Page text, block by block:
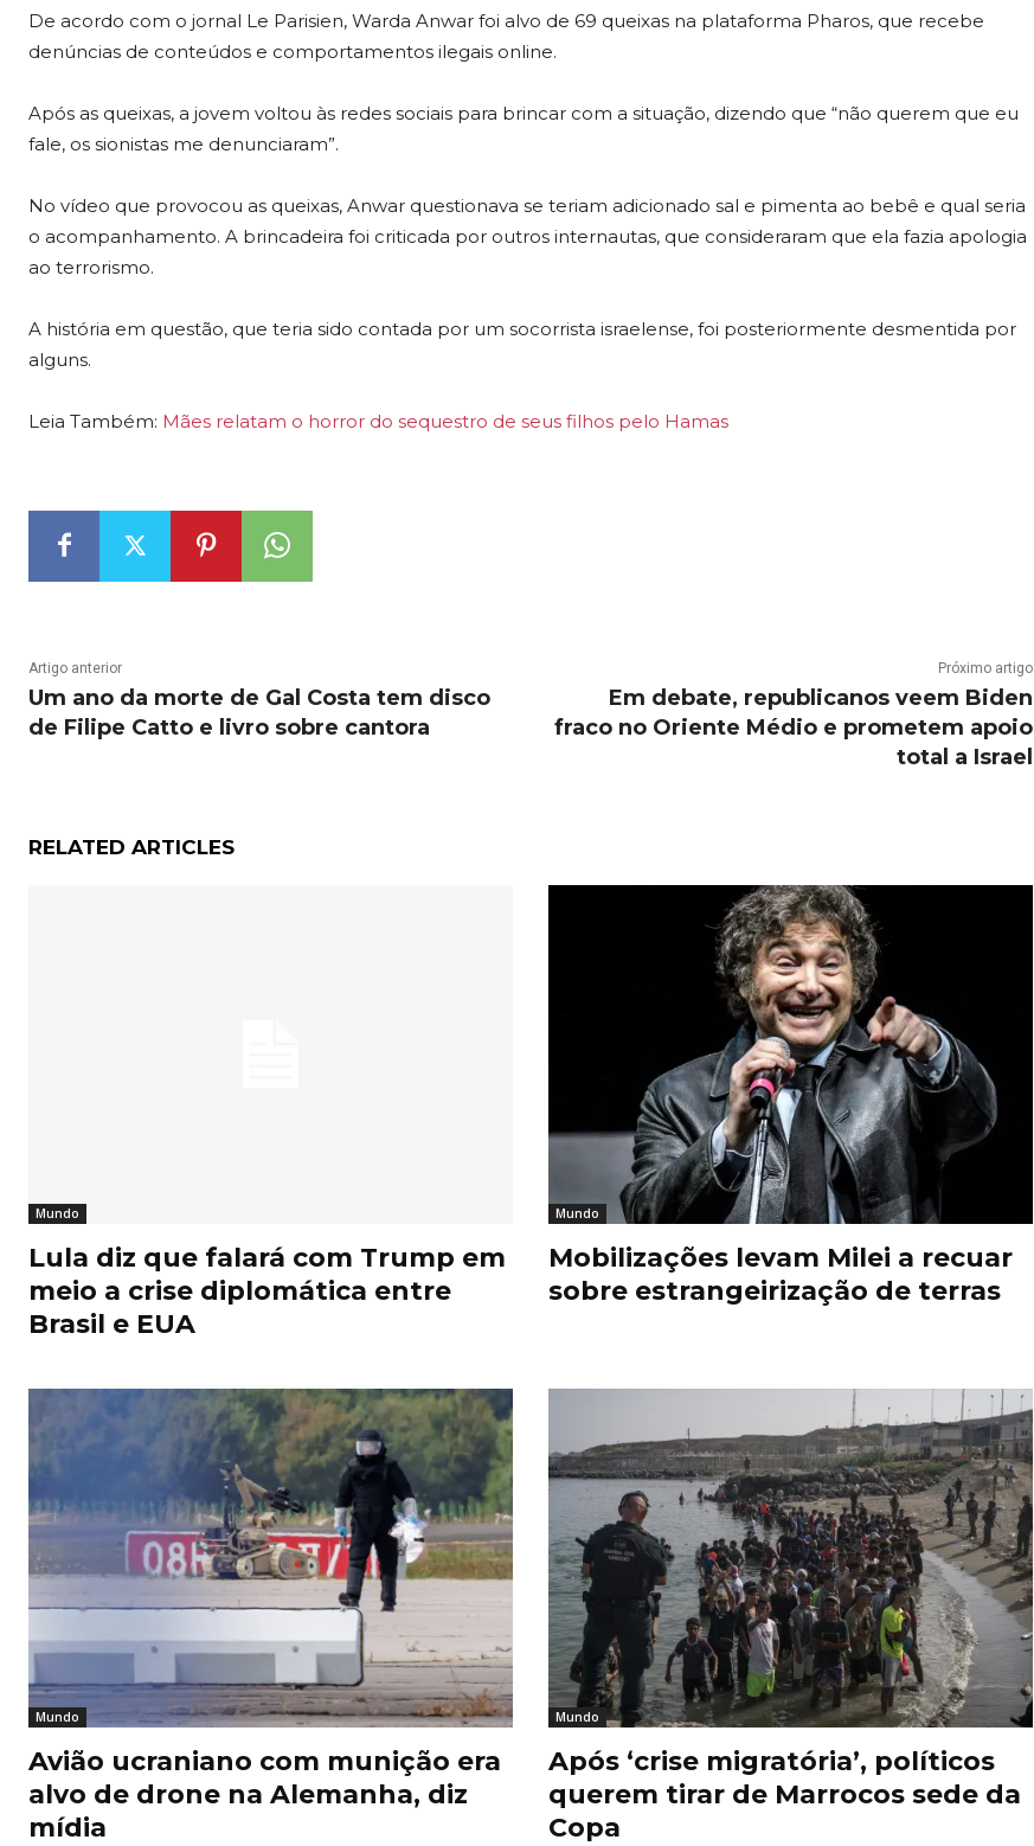
De acordo com o jornal Le Parisien, Warda Anwar foi alvo de 69 queixas na plataforma Pharos, que recebe
denúncias de conteúdos e comportamentos ilegais online.
Após as queixas, a jovem voltou às redes sociais para brincar com a situação, dizendo que “não querem que eu
fale, os sionistas me denunciaram”.
No vídeo que provocou as queixas, Anwar questionava se teriam adicionado sal e pimenta ao bebê e qual seria
o acompanhamento. A brincadeira foi criticada por outros internautas, que consideraram que ela fazia apologia
ao terrorismo.
A história em questão, que teria sido contada por um socorrista israelense, foi posteriormente desmentida por
alguns.
Leia Também: Mães relatam o horror do sequestro de seus filhos pelo Hamas
Artigo anterior
Um ano da morte de Gal Costa tem disco
de Filipe Catto e livro sobre cantora
Próximo artigo
Em debate, republicanos veem Biden
fraco no Oriente Médio e prometem apoio
total a Israel
RELATED ARTICLES
Mundo
Lula diz que falará com Trump em
meio a crise diplomática entre
Brasil e EUA
Mundo
Mobilizações levam Milei a recuar
sobre estrangeirização de terras
Mundo
Avião ucraniano com munição era
alvo de drone na Alemanha, diz
mídia
Mundo
Após ‘crise migratória’, políticos
querem tirar de Marrocos sede da
Copa